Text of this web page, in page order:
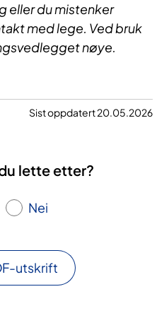
eller du mistenker
med lege. Ved bruk
nøye.
Sist oppdatert 20.05.2026
lette etter?
Nei
utskrift